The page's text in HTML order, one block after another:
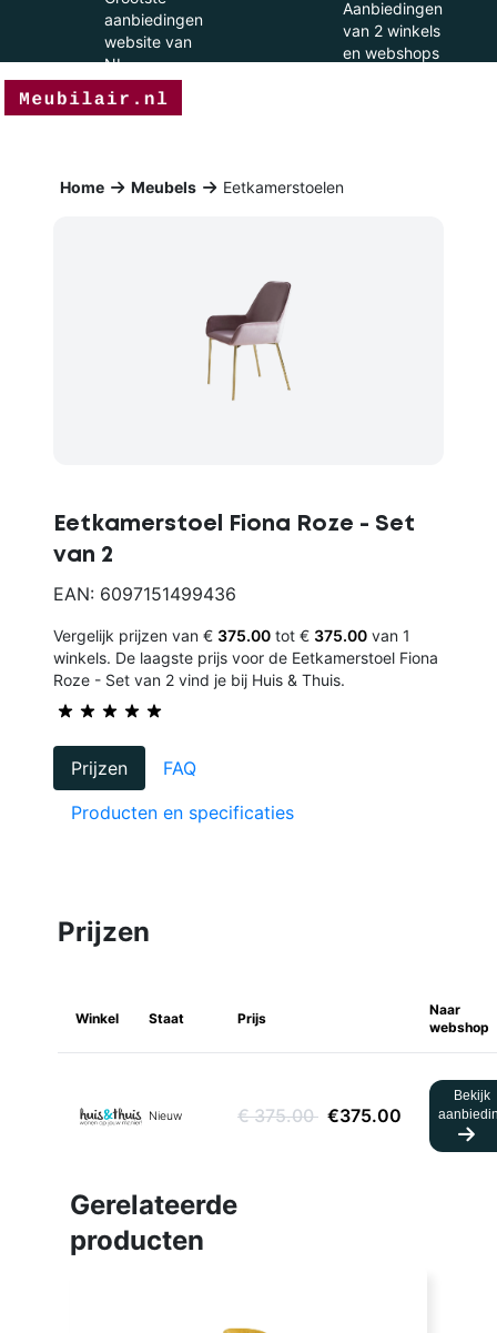
aanbiedingen
website van
NL
Aanbiedingen
van 2 winkels
en webshops
Home Meubels Eetkamerstoelen
Eetkamerstoel Fiona Roze - Set
van 2
EAN: 6097151499436
Vergelijk prijzen van € 375.00 tot € 375.00 van 1
winkels. De laagste prijs voor de Eetkamerstoel Fiona
Roze - Set van 2 vind je bij Huis & Thuis.
Prijzen
FAQ
Producten en specificaties
Prijzen
Winkel Staat Prijs
Naar
webshop
Nieuw € 375.00 €375.00
Bekijk
Gerelateerde
producten